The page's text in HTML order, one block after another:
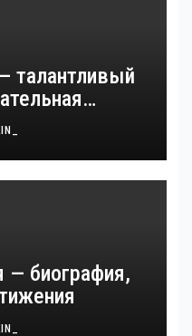
талантливый
и
личной
— биография,